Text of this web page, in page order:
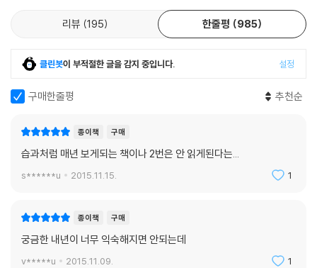
고상함보다는 경박함에, 조화보다는 부조화에, 현실을 미화하지 않는 솔
직함에, 그리고 하드코어적인 잔인함에 사람들이 이토록 열광하는 이유는
무엇일까? 먼저 일반론적으로 해석하면, 이러한 원초적 자극들이 치열한
주목 경쟁 속에서 소비자들의 주의을 끄는 데 유리하다는 점을 들 수 있다.
게 재미와 일탈의 쾌감을 줄 수 있다. 하지만 최근에 관찰되는 원초적 본능
트렌드는 단지 키치적 유행 이상의 의미를 지니는 것으로 보인다. 특히 우
리 사회 전반에 확산되고 있는 저성장에 따른 좌절감과 이에 대한 반발로
기성세대가 구축한 성공의 프레임과 프로세스에 반감을 느끼는 젊은 세대
렌드상품을 선정해 그 배경 트렌드와 시사점을 제공한다. 2015 트렌드를
단맛
* 불안한 현실 속 스트레스 해소를 위한 기제
* 감각의 다양화를 통한 시장 확대
마스크 & 손소독제
* 부정확한 정보의 만연으로 인한 상대적 불안감 상승
리뷰 195 한줄평 985
클린봇이 부적절한 글을 감지 중입니다. 설정
구매한줄평 추천순
종이책 구매
습과처럼 매년 보게되는 책이나 2번은 안 읽게된다는...
s******u 2015.11.15. 1
종이책 구매
궁금한 내년이 너무 익숙해지면 안되는데
v*****u 2015.11.09. 1